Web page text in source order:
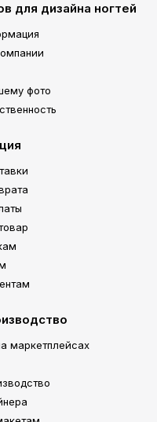
для дизайна ногтей
фото
маркетплейсах